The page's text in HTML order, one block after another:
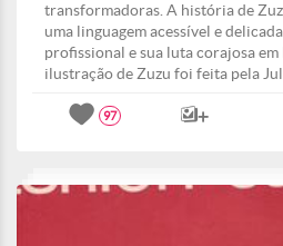
transformadoras. A história de
uma linguagem acessível e
profissional e sua luta corajosa em
ilustração de Zuzu foi feita pela
97